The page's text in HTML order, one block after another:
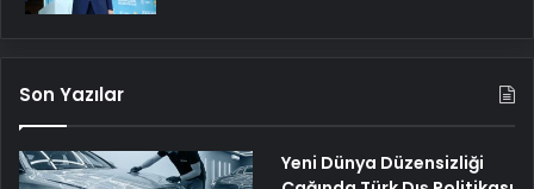
Son Yazılar
Yeni Dünya Düzensizliği